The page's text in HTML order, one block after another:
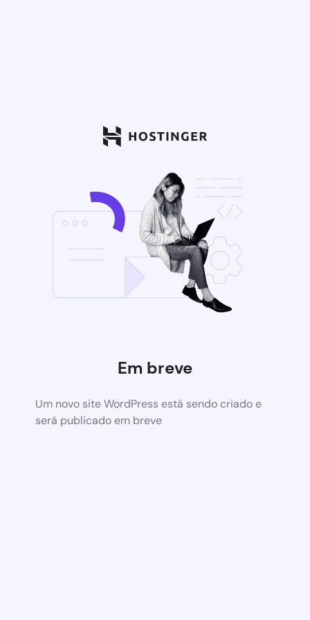
Em breve
Um novo site WordPress está sendo criado e
será publicado em breve